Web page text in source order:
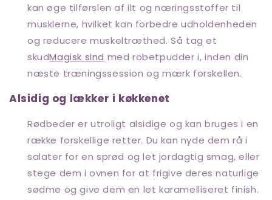
kan øge tilførslen af ​​ilt og næringsstoffer til
musklerne, hvilket kan forbedre udholdenheden
og reducere muskeltræthed. Så tag et
skudMagisk sind med robetpudder i, inden din
næste træningssession og mærk forskellen.
Alsidig og lækker i køkkenet
Rødbeder er utroligt alsidige og kan bruges i en
række forskellige retter. Du kan nyde dem rå i
salater for en sprød og let jordagtig smag, eller
stege dem i ovnen for at frigive deres naturlige
sødme og give dem en let karamelliseret finish.